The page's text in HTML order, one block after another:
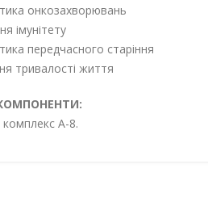
онкозахворювань
імунітету
передчасного старіння
тривалості життя
А-8.